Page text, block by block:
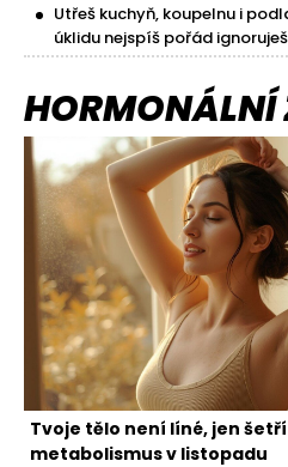
Utřeš kuchyň, koupelnu i
úklidu nejspíš pořád ignoruješ
HORMONÁLNÍ
Tvoje tělo není líné, jen
metabolismus v listopadu